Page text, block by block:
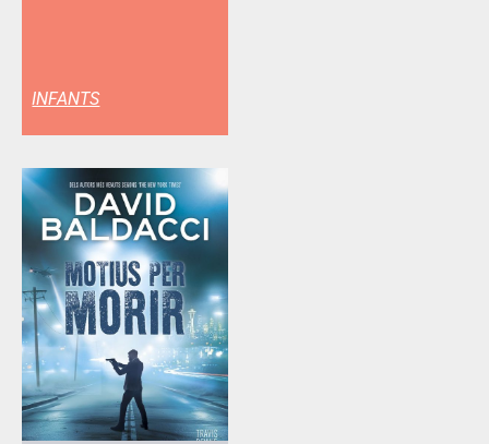
INFANTS